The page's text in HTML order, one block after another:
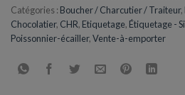
Catégories : Boucher / Charcutier / Traiteur,
Chocolatier, CHR, Etiquetage, Étiquetage -
Poissonnier-écailler,Vente-à-emporter